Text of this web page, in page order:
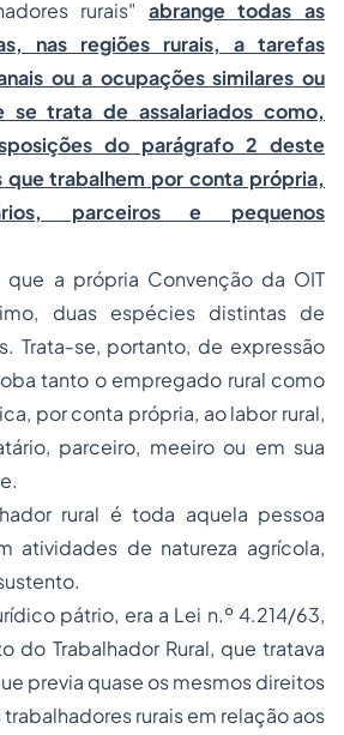
rurais" abrange todas as
nas regiões rurais, a tarefas
ou a ocupações similares ou
se trata de assalariados como,
do parágrafo 2 deste
que trabalhem por conta própria,
parceiros e pequenos
a própria Convenção da OIT
duas espécies distintas de
Trata-se, portanto, de expressão
tanto o empregado rural como
por conta própria, ao labor rural,
parceiro, meeiro ou em sua
rural é toda aquela pessoa
atividades de natureza agrícola,
pátrio, era a Lei n.º 4.214/63,
do Trabalhador Rural, que tratava
previa quase os mesmos direitos
rurais em relação aos